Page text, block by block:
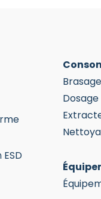
Brasage
Dosage